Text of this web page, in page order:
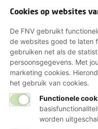
Cookies op websites
De FNV gebruikt
de websites goed te laten
gebruiken net als de
persoonsgegevens. Met
marketing cookies.
het gebruik van cookies.
Functionele
worden